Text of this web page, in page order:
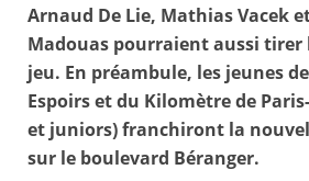
Arnaud De Lie, Mathias Vacek
Madouas pourraient aussi tirer
jeu. En préambule, les jeunes
Espoirs et du Kilomètre de
et juniors) franchiront la
sur le boulevard Béranger.